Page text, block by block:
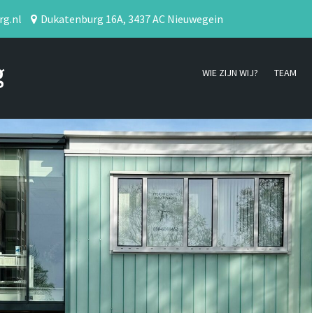
Dukatenburg 16A, 3437 AC Nieuwegein
WIE ZIJN WIJ? TEAM